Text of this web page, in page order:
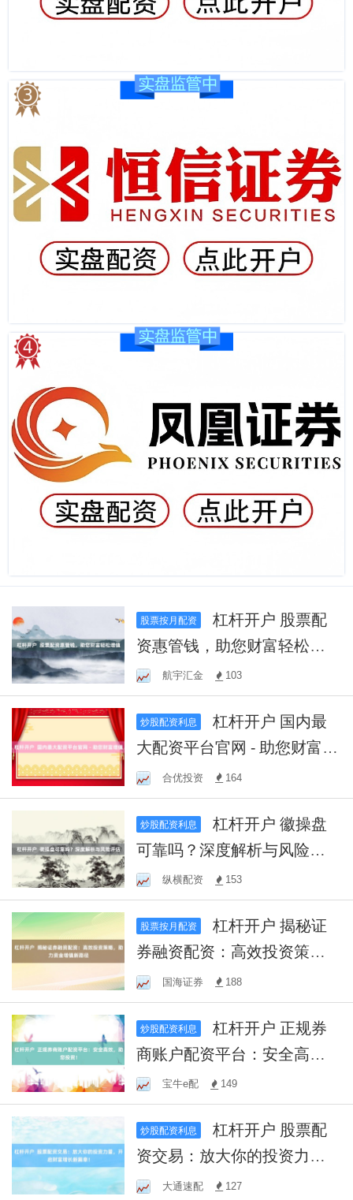
股票按月配资
杠杆开户 股票配
资惠管钱，助您财富轻松增
值
航宇汇金 103
炒股配资利息
杠杆开户 国内最
大配资平台官网 - 助您财富增
值
合优投资 164
炒股配资利息
杠杆开户 徽操盘
可靠吗？深度解析与风险评
估
纵横配资 153
股票按月配资
杠杆开户 揭秘证
券融资配资：高效投资策
略，助力资金增值新路径
国海证券 188
炒股配资利息
杠杆开户 正规券
商账户配资平台：安全高
效，助您投资！
宝牛e配 149
炒股配资利息
杠杆开户 股票配
资交易：放大你的投资力
量，开启财富增长新篇章！
大通速配 127